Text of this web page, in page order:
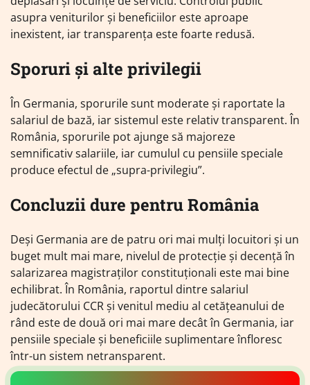
asupra veniturilor și beneficiilor este aproape
inexistent, iar transparența este foarte redusă.
Sporuri și alte privilegii
În Germania, sporurile sunt moderate și raportate la
salariul de bază, iar sistemul este relativ transparent. În
România, sporurile pot ajunge să majoreze
semnificativ salariile, iar cumulul cu pensiile speciale
produce efectul de „supra-privilegiu”.
Concluzii dure pentru România
Deși Germania are de patru ori mai mulți locuitori și un
buget mult mai mare, nivelul de protecție și decență în
salarizarea magistraților constituționali este mai bine
echilibrat. În România, raportul dintre salariul
judecătorului CCR și venitul mediu al cetățeanului de
rând este de două ori mai mare decât în Germania, iar
pensiile speciale și beneficiile suplimentare înfloresc
într-un sistem netransparent.